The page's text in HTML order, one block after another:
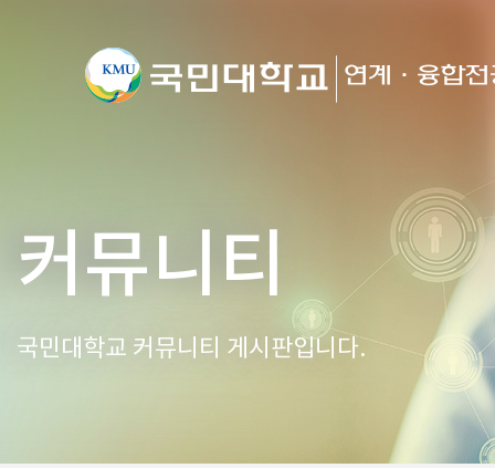
커뮤니티
국민대학교 커뮤니티 게시판입니다.